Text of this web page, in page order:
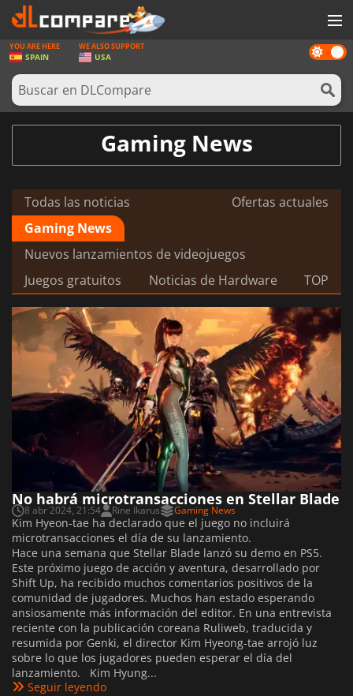
JUEGOS
TARJETAS PREPAGO
SOFTWARE
NOTICIAS
INICIAR SESIÓN O REGISTRARSE
Dark
mode
YOU ARE HERE
SPAIN
WE ALSO SUPPORT
USA
Gaming News
Todas las noticias
Ofertas actuales
Gaming News
Nuevos lanzamientos de videojuegos
Juegos gratuitos
Noticias de Hardware TOP
No habrá microtransacciones en Stellar Blade
8 abr 2024, 21:54 Rine Ikarus Gaming News
Kim Hyeon-tae ha declarado que el juego no incluirá
microtransacciones el día de su lanzamiento.
Hace una semana que Stellar Blade lanzó su demo en PS5.
Este próximo juego de acción y aventura, desarrollado por
Shift Up, ha recibido muchos comentarios positivos de la
comunidad de jugadores. Muchos han estado esperando
ansiosamente más información del editor. En una entrevista
reciente con la publicación coreana Ruliweb, traducida y
resumida por Genki, el director Kim Hyeong-tae arrojó luz
sobre lo que los jugadores pueden esperar el día del
lanzamiento. Kim Hyung...
Seguir leyendo